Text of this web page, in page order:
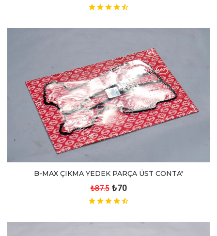
B-MAX ÇIKMA YEDEK PARÇA ÜST CONTA"
₺87.5 ₺70